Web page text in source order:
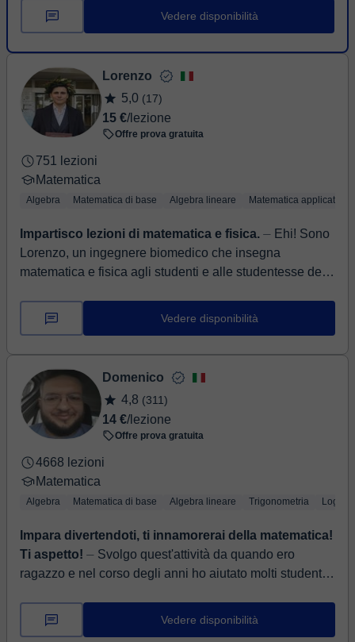
ho una laurea magistrale in Matematica (Istituto
Matematico Ulisse Dini di Firenze) ed una vasta
Vedere disponibilità
Lorenzo
5,0 (17)
15 €/lezione
Offre prova gratuita
751 lezioni
Matematica
Algebra Matematica di base Algebra lineare Matematica applicata
Impartisco lezioni di matematica e fisica. ⏤ Ehi! Sono
Lorenzo, un ingegnere biomedico che insegna
matematica e fisica agli studenti e alle studentesse delle
Vedere disponibilità
Domenico
4,8 (311)
14 €/lezione
Offre prova gratuita
4668 lezioni
Matematica
Algebra Matematica di base Algebra lineare Trigonometria Logica
Impara divertendoti, ti innamorerai della matematica!
Ti aspetto! ⏤ Svolgo quest'attività da quando ero
ragazzo e nel corso degli anni ho aiutato molti studenti a
Vedere disponibilità